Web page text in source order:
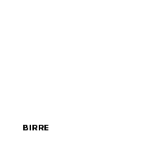
BIRRE